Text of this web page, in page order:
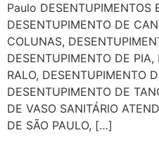
Paulo DESENTUPIMENTOS
DESENTUPIMENTO DE
COLUNAS,
DESENTUPIMENTO DE
RALO, DESENTUPIMENTO
DESENTUPIMENTO DE
DE VASO SANITÁRIO
DE SÃO PAULO, […]